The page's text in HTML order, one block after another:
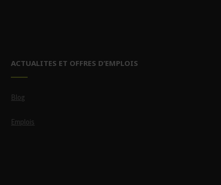
ACTUALITES ET OFFRES D’EMPLOIS
Blog
Emplois